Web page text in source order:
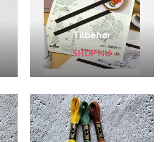
Tilbehør
SHOP NU